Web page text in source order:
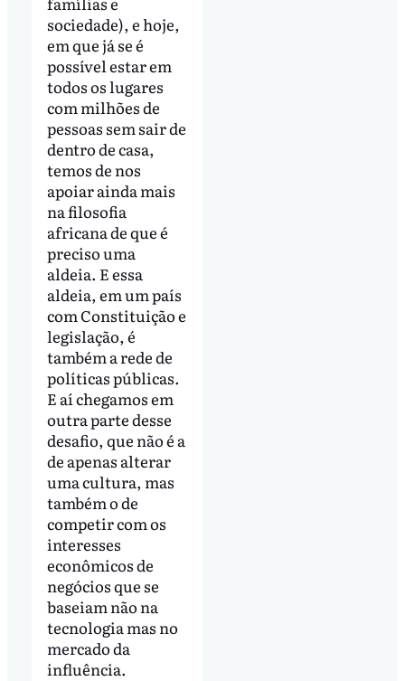
sociedade), e hoje,
em que já se é
possível estar em
todos os lugares
com milhões de
pessoas sem sair de
dentro de casa,
temos de nos
apoiar ainda mais
na filosofia
africana de que é
preciso uma
aldeia. E essa
aldeia, em um país
com Constituição e
legislação, é
também a rede de
políticas públicas.
E aí chegamos em
outra parte desse
desafio, que não é a
de apenas alterar
uma cultura, mas
também o de
competir com os
interesses
econômicos de
negócios que se
baseiam não na
tecnologia mas no
mercado da
influência.